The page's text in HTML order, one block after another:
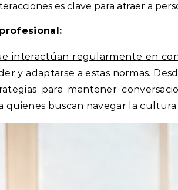
es clave para atraer a
interactúan regularmente en
y adaptarse a estas normas.
para mantener
quienes buscan navegar la